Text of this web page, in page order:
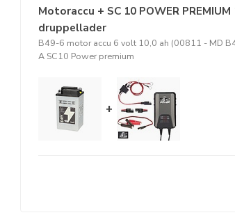
Motoraccu + SC 10 POWER
druppellader
B49-6 motor accu 6 volt 10,0 ah (00811 - MD
A SC10 Power premium
+